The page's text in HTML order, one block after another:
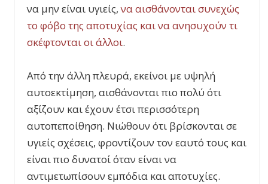
να μην είναι υγιείς,να αισθάνονται συνεχώς
το φόβο της αποτυχίας και να ανησυχούν τι
σκέφτονται οι άλλοι.
Από την άλλη πλευρά, εκείνοι με υψηλή
αυτοεκτίμηση, αισθάνονται πιο πολύ ότι
αξίζουν και έχουν έτσι περισσότερη
αυτοπεποίθηση. Νιώθουν ότι βρίσκονται σε
υγιείς σχέσεις, φροντίζουν τον εαυτό τους και
είναι πιο δυνατοί όταν είναι να
αντιμετωπίσουν εμπόδια και αποτυχίες.